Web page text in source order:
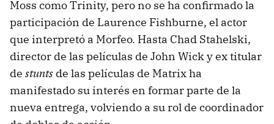
Moss como Trinity, pero no se ha confirmado la
participación de Laurence Fishburne, el actor
que interpretó a Morfeo. Hasta Chad Stahelski,
director de las películas de John Wick y ex titular
de stunts de las películas de Matrix ha
manifestado su interés en formar parte de la
nueva entrega, volviendo a su rol de coordinador